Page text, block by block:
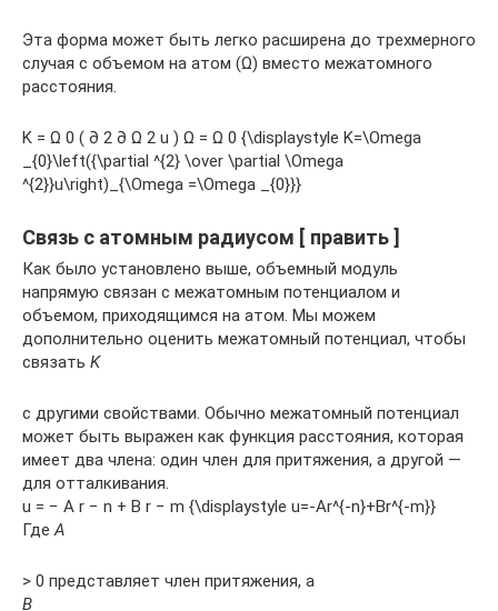
Эта форма может быть легко расширена до трехмерного
случая с объемом на атом (Ω) вместо межатомного
расстояния.
K = Ω 0 ( ∂ 2 ∂ Ω 2 u ) Ω = Ω 0 {\displaystyle K=\Omega
_{0}\left({\partial ^{2} \over \partial \Omega
^{2}}u\right)_{\Omega =\Omega _{0}}}
Связь с атомным радиусом [ править ]
Как было установлено выше, объемный модуль
напрямую связан с межатомным потенциалом и
объемом, приходящимся на атом. Мы можем
дополнительно оценить межатомный потенциал, чтобы
связать K
с другими свойствами. Обычно межатомный потенциал
может быть выражен как функция расстояния, которая
имеет два члена: один член для притяжения, а другой —
для отталкивания.
u = − A r − n + B r − m {\displaystyle u=-Ar^{-n}+Br^{-m}}
ГдеA
> 0 представляет член притяжения, а
B